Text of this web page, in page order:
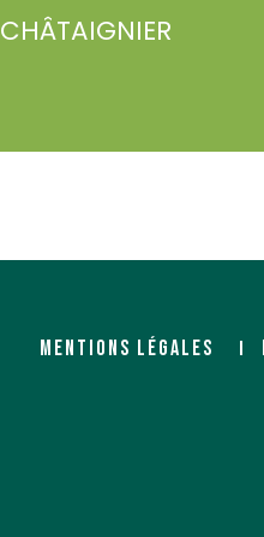
CHÂTAIGNIER
MENTIONS LÉGALES